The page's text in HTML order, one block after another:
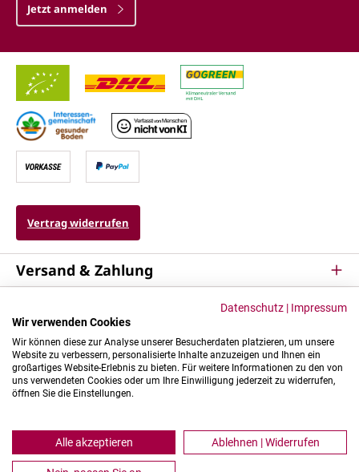
Jetzt anmelden
Vertrag widerrufen
Versand & Zahlung
Kontakt & Mehr
Datenschutz | Impressum
Wir verwenden Cookies
Wir können diese zur Analyse unserer Besucherdaten platzieren, um unsere
Website zu verbessern, personalisierte Inhalte anzuzeigen und Ihnen ein
großartiges Website-Erlebnis zu bieten. Für weitere Informationen zu den von
uns verwendeten Cookies oder um Ihre Einwilligung jederzeit zu widerrufen,
öffnen Sie die Einstellungen.
Alle akzeptieren Ablehnen | Widerrufen